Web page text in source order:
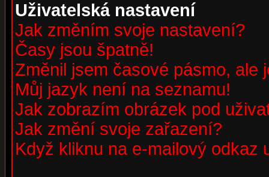
Uživatelská nastavení
Jak změním svoje nastavení?
Časy jsou špatně!
Změnil jsem časové pásmo, ale
Můj jazyk není na seznamu!
Jak zobrazím obrázek pod
Jak změní svoje zařazení?
Když kliknu na e-mailový odkaz